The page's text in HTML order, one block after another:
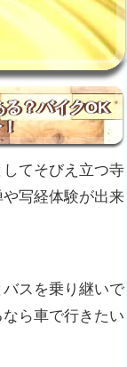
る？バイクOK
てそびえ立つ寺
写経体験が出来
スを乗り継いで
ら車で行きたい